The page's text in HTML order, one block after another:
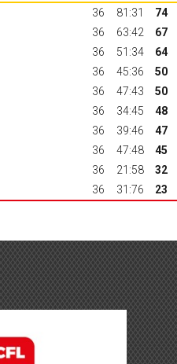
36 81:31
74
36 63:42
67
36 51:34
64
36 45:36
50
36 47:43
50
36 34:45
48
36 39:46
47
36 47:48
45
36 21:58
32
36 31:76 23